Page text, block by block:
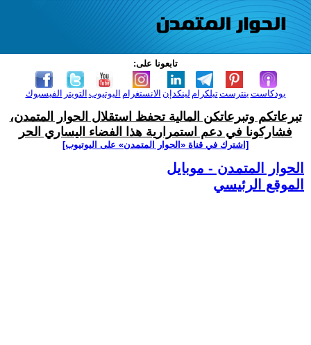
تابعونا على:
الفيسبوك التويتر اليوتيوب الانستغرام لينكدإن تيلكرامبنترست بودكاست
تبرعاتكم وتبرعاتكن المالية تحفظ استقلال الحوار المتمدن،
فشاركونا في دعم استمرارية هذا الفضاء اليساري الحر
[اشترك في قناة ‫«الحوار المتمدن» على اليوتيوب]
الحوار المتمدن - موبايل
الموقع الرئيسي